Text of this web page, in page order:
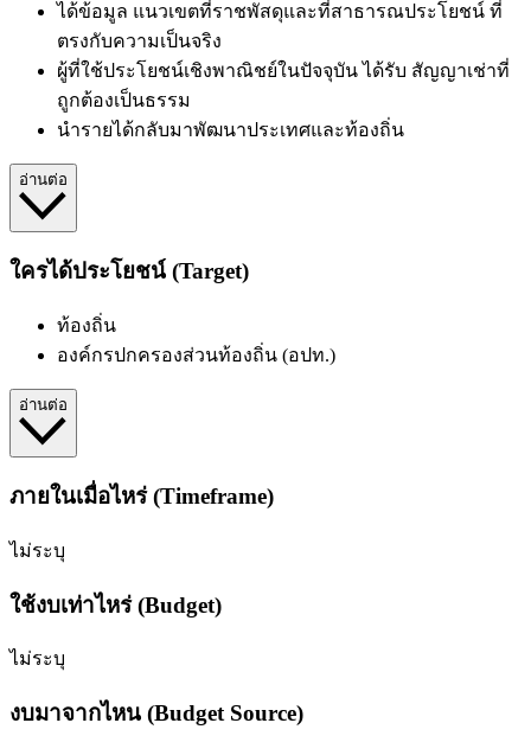
ได้ข้อมูล แนวเขตที่ราชพัสดุและที่สาธารณประโยชน์ ที่
ตรงกับความเป็นจริง
ผู้ที่ใช้ประโยชน์เชิงพาณิชย์ในปัจจุบัน ได้รับ สัญญาเช่าที่
ถูกต้องเป็นธรรม
นำรายได้กลับมาพัฒนาประเทศและท้องถิ่น
อ่านต่อ
ใครได้ประโยชน์ (Target)
ท้องถิ่น
องค์กรปกครองส่วนท้องถิ่น (อปท.)
อ่านต่อ
ภายในเมื่อไหร่ (Timeframe)
ไม่ระบุ
ใช้งบเท่าไหร่ (Budget)
ไม่ระบุ
งบมาจากไหน (Budget Source)